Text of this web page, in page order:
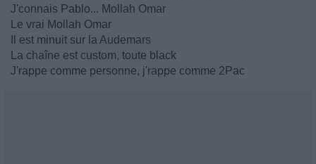
J'connais Pablo... Mollah Omar
Le vrai Mollah Omar
Il est minuit sur la Audemars
La chaîne est custom, toute black
J'rappe comme personne, j'rappe comme 2Pac